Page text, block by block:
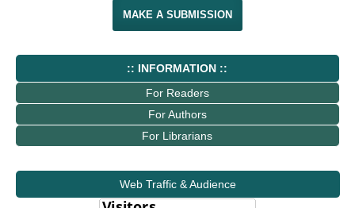
MAKE A SUBMISSION
:: INFORMATION ::
For Readers
For Authors
For Librarians
Web Traffic & Audience